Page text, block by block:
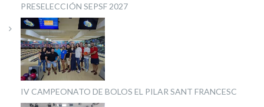
PRESELECCIÓN SEPSF 2027
IV CAMPEONATO DE BOLOS EL PILAR SANT FRANCESC